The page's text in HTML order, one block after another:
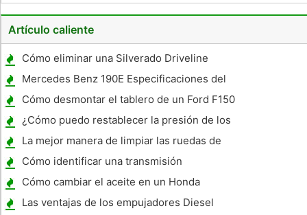
aumentar la vida de la camioneta?
Artículo caliente
Cómo eliminar una Silverado Driveline
Mercedes Benz 190E Especificaciones del
vehículo
Cómo desmontar el tablero de un Ford F150
¿Cómo puedo restablecer la presión de los
neumáticos en un Corvette 1997?
La mejor manera de limpiar las ruedas de
aleación
Cómo identificar una transmisión
Oldsmobile
Cómo cambiar el aceite en un Honda
Accord LX 1991
Las ventajas de los empujadores Diesel